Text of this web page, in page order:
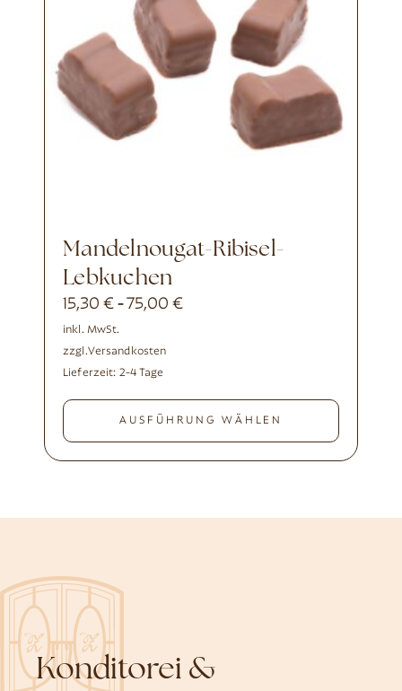
Mandelnougat-Ribisel-
Lebkuchen
15,30€ -75,00€
inkl. MwSt.
zzgl.Versandkosten
Lieferzeit: 2-4 Tage
AUSFÜHRUNG WÄHLEN
Konditorei &